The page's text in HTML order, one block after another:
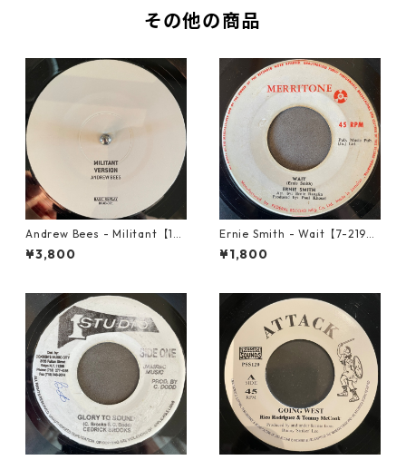
その他の商品
Andrew Bees ‎- Militant【12-
50066】
¥3,800
Ernie Smith - Wait【7-2196
0】
¥1,800